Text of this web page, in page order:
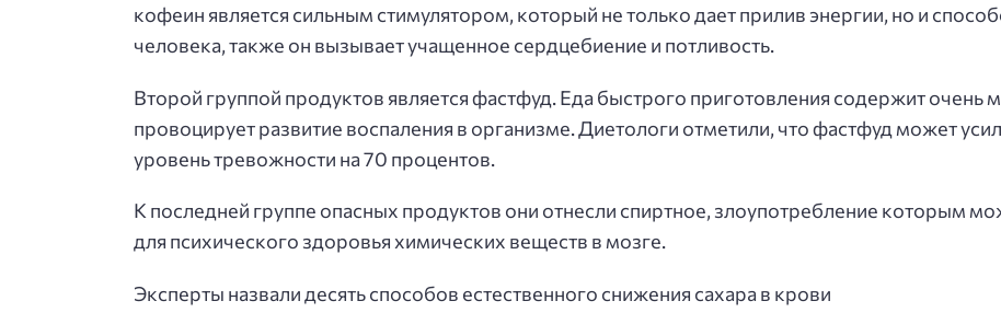
кофеин является сильным стимулятором, который не только дает прилив энергии, но и
человека, также он вызывает учащенное сердцебиение и потливость.
Второй группой продуктов является фастфуд. Еда быстрого приготовления содержит очень
провоцирует развитие воспаления в организме. Диетологи отметили, что фастфуд может
уровень тревожности на 70 процентов.
К последней группе опасных продуктов они отнесли спиртное, злоупотребление которым
для психического здоровья химических веществ в мозге.
Эксперты назвали десять способов естественного снижения сахара в крови